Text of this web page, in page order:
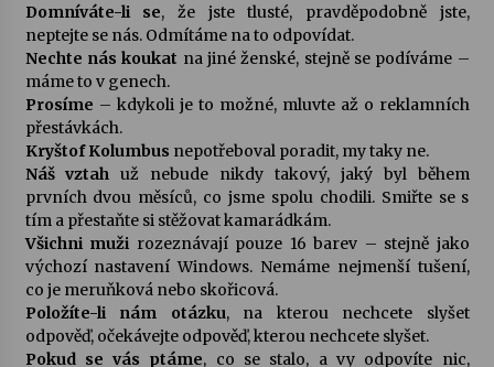
Ozvěny prázdnin
14. 7. 2026
Za kulturou kousek za Humpolec. V Želivě ožije
odkaz Josefa Čapka
13. 7. 2026
Varhanní recitál Michala Novenka v Klášteře
Želiv
3. 7. 2026
Petr Adamec – Malovaný svět
Domníváte-li se, že jste tlusté, pravděpodobně jste,
neptejte se nás. Odmítáme na to odpovídat.
Nechte nás koukat na jiné ženské, stejně se podíváme –
máme to v genech.
Prosíme – kdykoli je to možné, mluvte až o reklamních
přestávkách.
Kryštof Kolumbus nepotřeboval poradit, my taky ne.
Náš vztah už nebude nikdy takový, jaký byl během
prvních dvou měsíců, co jsme spolu chodili. Smiřte se s
tím a přestaňte si stěžovat kamarádkám.
Všichni muži rozeznávají pouze 16 barev – stejně jako
výchozí nastavení Windows. Nemáme nejmenší tušení,
co je meruňková nebo skořicová.
Položíte-li nám otázku, na kterou nechcete slyšet
odpověď, očekávejte odpověď, kterou nechcete slyšet.
Pokud se vás ptáme, co se stalo, a vy odpovíte nic,